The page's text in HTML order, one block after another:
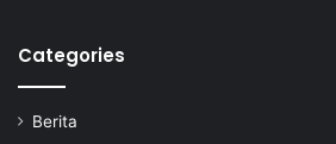
t
g
Categories
Berita